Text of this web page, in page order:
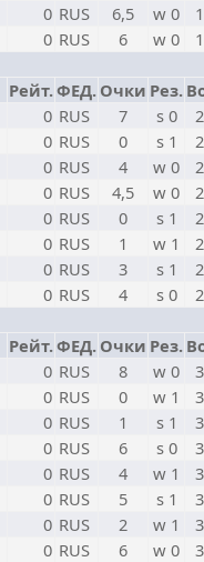
0 RUS 6,5 w 0
1
0 RUS 6 w 0
1
Рейт.ФЕД. Очки Рез.
0 RUS 7 s 0
2
0 RUS 0 s 1
2
0 RUS 4 w 0
2
0 RUS 4,5 w 0
2
0 RUS 0 s 1
2
0 RUS 1 w 1
2
0 RUS 3 s 1
2
0 RUS 4 s 0
2
Рейт.ФЕД. Очки Рез.
0 RUS 8 w 0
3
0 RUS 0 w 1
3
0 RUS 1 s 1
3
0 RUS 6 s 0
3
0 RUS 4 w 1
3
0 RUS 5 s 1
3
0 RUS 2 w 1
3
0 RUS 6 w 0
3